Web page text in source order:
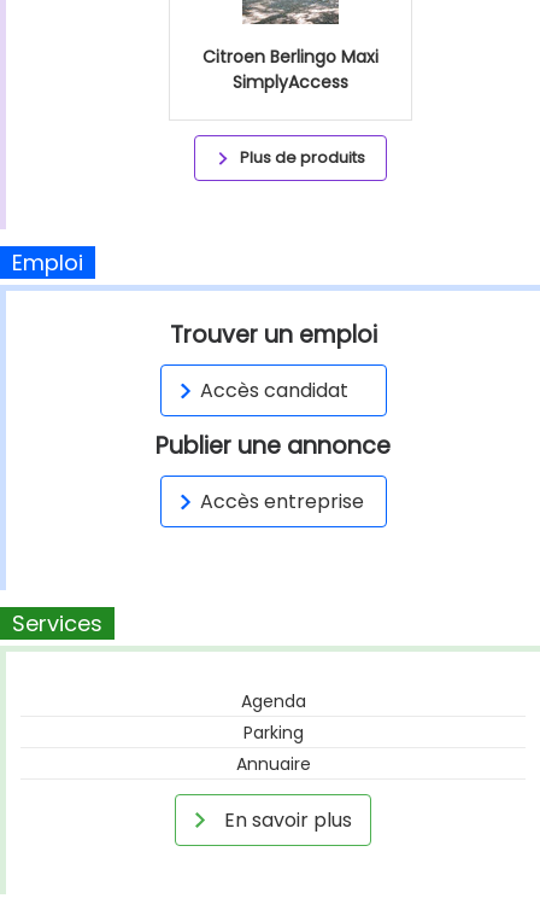
Citroen Berlingo Maxi
SimplyAccess
Plus de produits
Emploi
Trouver un emploi
Accès candidat
Publier une annonce
Accès entreprise
Services
Agenda
Parking
Annuaire
En savoir plus